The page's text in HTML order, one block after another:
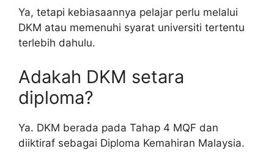
Ya, tetapi kebiasaannya pelajar perlu melalui
DKM atau memenuhi syarat universiti tertentu
terlebih dahulu.
Adakah DKM setara
diploma?
Ya. DKM berada pada Tahap 4 MQF dan
diiktiraf sebagai Diploma Kemahiran Malaysia.